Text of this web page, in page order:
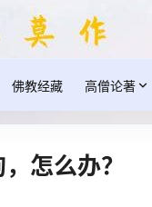
佛教经藏 高僧论著
怎么办？